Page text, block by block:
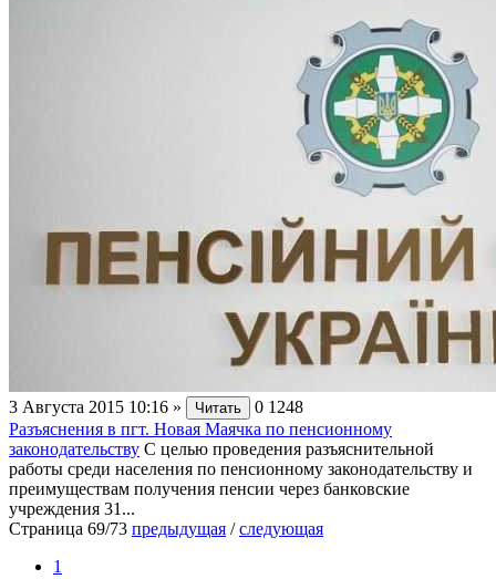
3 Августа 2015 10:16 » Читать 0 1248
Разъяснения в пгт. Новая Маячка по пенсионному
законодательству С целью проведения разъяснительной
работы среди населения по пенсионному законодательству и
преимуществам получения пенсии через банковские
учреждения 31...
Страница 69/73 предыдущая /следующая
1